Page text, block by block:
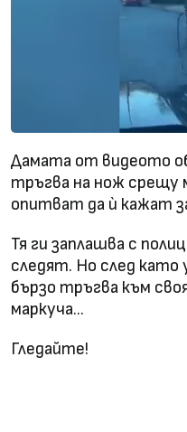
Дамата от видеото
тръгва на нож
опитват да ѝ кажат
Тя ги заплашва с
следят. Но след
бързо тръгва към
маркуча…
Гледайте!